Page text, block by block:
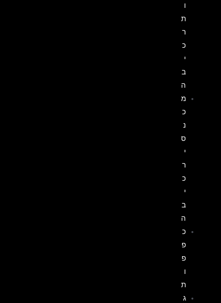
ו
ת
ר
כ
י
ב
ה
מ
כ
נ
ס
י
ר
כ
י
ב
ה
כ
פ
פ
ו
ת
ג